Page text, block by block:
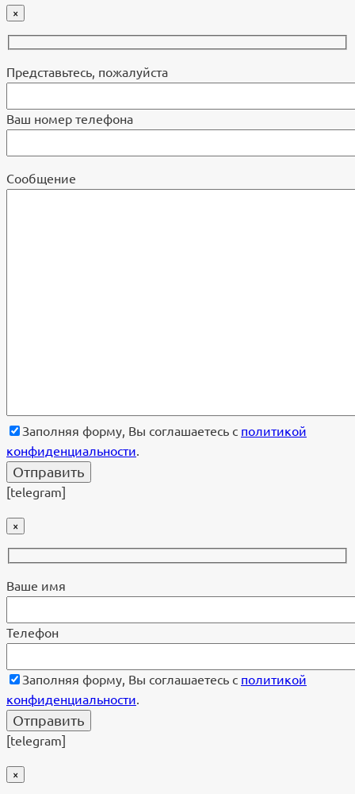
×
Представьтесь, пожалуйста
Ваш номер телефона
Cообщение
Заполняя форму, Вы соглашаетесь с политикой
конфиденциальности.
[telegram]
×
Ваше имя
Телефон
Заполняя форму, Вы соглашаетесь с политикой
конфиденциальности.
[telegram]
×